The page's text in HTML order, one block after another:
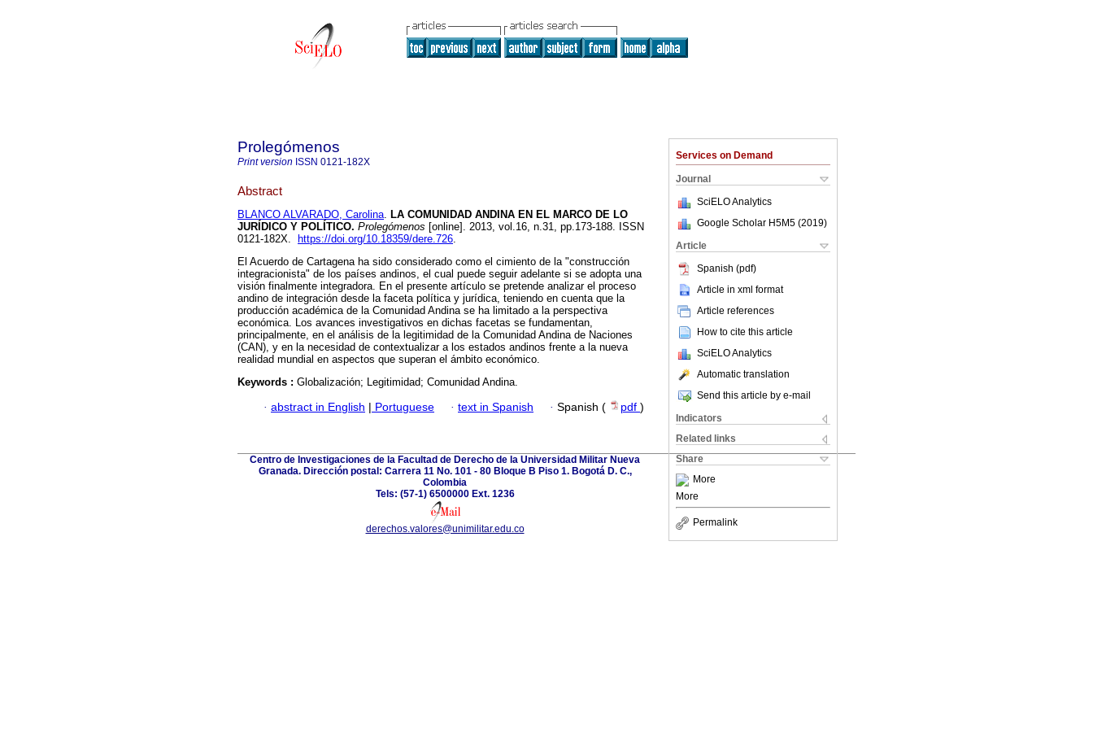
Services on Demand
Journal
SciELO Analytics
Google Scholar H5M5 (2019)
Article
Spanish (pdf)
Article in xml format
Article references
How to cite this article
SciELO Analytics
Automatic translation
Send this article by e-mail
Indicators
Related links
Share
More
More
Permalink
Prolegómenos
Print version ISSN 0121-182X
Abstract
BLANCO ALVARADO, Carolina. LA COMUNIDAD ANDINA EN EL MARCO DE LO
JURÍDICO Y POLÍTICO. Prolegómenos [online]. 2013, vol.16, n.31, pp.173-188. ISSN
0121-182X.
https://doi.org/10.18359/dere.726.
El Acuerdo de Cartagena ha sido considerado como el cimiento de la "construcción
integracionista" de los países andinos, el cual puede seguir adelante si se adopta una
visión finalmente integradora. En el presente artículo se pretende analizar el proceso
andino de integración desde la faceta política y jurídica, teniendo en cuenta que la
producción académica de la Comunidad Andina se ha limitado a la perspectiva
económica. Los avances investigativos en dichas facetas se fundamentan,
principalmente, en el análisis de la legitimidad de la Comunidad Andina de Naciones
(CAN), y en la necesidad de contextualizar a los estados andinos frente a la nueva
realidad mundial en aspectos que superan el ámbito económico.
Keywords : Globalización; Legitimidad; Comunidad Andina.
· abstract in English | Portuguese · text in Spanish · Spanish ( pdf )
Centro de Investigaciones de la Facultad de Derecho de la Universidad Militar Nueva
Granada. Dirección postal: Carrera 11 No. 101 - 80 Bloque B Piso 1. Bogotá D. C.,
Colombia
Tels: (57-1) 6500000 Ext. 1236
derechos.valores@unimilitar.edu.co